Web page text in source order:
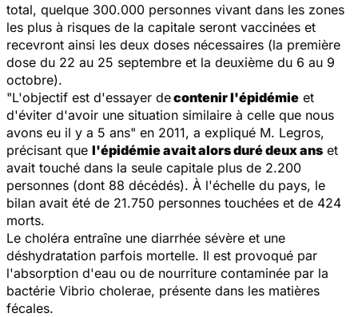
total, quelque 300.000 personnes vivant dans les zones
les plus à risques de la capitale seront vaccinées et
recevront ainsi les deux doses nécessaires (la première
dose du 22 au 25 septembre et la deuxième du 6 au 9
octobre).
"L'objectif est d'essayer decontenir l'épidémie et
d'éviter d'avoir une situation similaire à celle que nous
avons eu il y a 5 ans" en 2011, a expliqué M. Legros,
précisant que l'épidémie avait alors duré deux ans et
avait touché dans la seule capitale plus de 2.200
personnes (dont 88 décédés). À l'échelle du pays, le
bilan avait été de 21.750 personnes touchées et de 424
morts.
Le choléra entraîne une diarrhée sévère et une
déshydratation parfois mortelle. Il est provoqué par
l'absorption d'eau ou de nourriture contaminée par la
bactérie Vibrio cholerae, présente dans les matières
fécales.